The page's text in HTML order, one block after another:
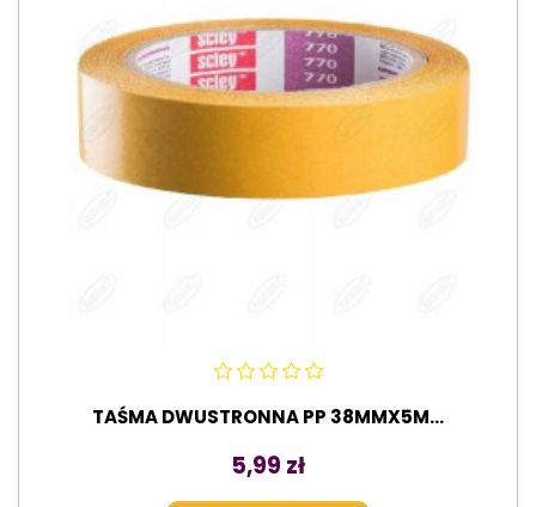
TAŚMA DWUSTRONNA PP 38MMX5M...
Cena
5,99 zł